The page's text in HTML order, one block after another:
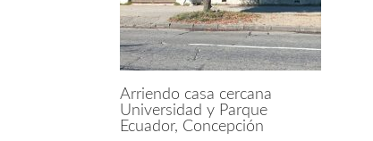
Arriendo casa cercana
Universidad y Parque
Ecuador, Concepción